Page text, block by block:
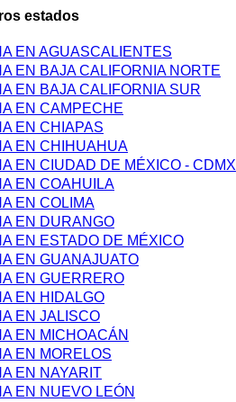
estados
EN AGUASCALIENTES
EN BAJA CALIFORNIA NORTE
EN BAJA CALIFORNIA SUR
EN CAMPECHE
EN CHIAPAS
EN CHIHUAHUA
EN CIUDAD DE MÉXICO - CDMX
EN COAHUILA
EN COLIMA
EN DURANGO
EN ESTADO DE MÉXICO
EN GUANAJUATO
EN GUERRERO
EN HIDALGO
EN JALISCO
EN MICHOACÁN
EN MORELOS
EN NAYARIT
EN NUEVO LEÓN